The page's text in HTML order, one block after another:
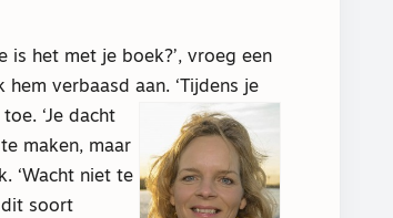
is het met je boek?’, vroeg een
verbaasd aan. ‘Tijdens je
‘Je dacht
maken, maar
‘Wacht niet te
dit soort